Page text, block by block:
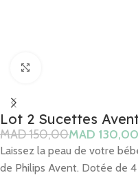
Lot 2 Sucettes
MAD150,00MAD 130,00
Laissez la peau de votre
de Philips Avent. Dotée de